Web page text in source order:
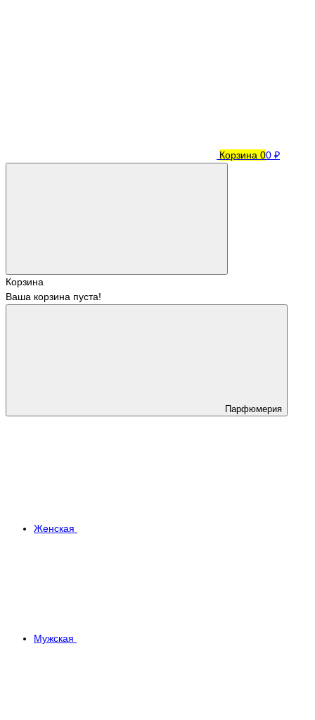
Корзина 00 ₽
Корзина
Ваша корзина пуста!
Парфюмерия
Женская
Мужская